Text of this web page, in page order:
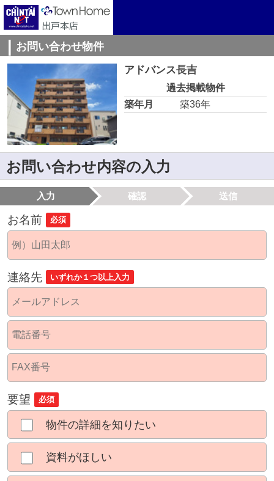
お問い合わせ物件
アドバンス長吉
過去掲載物件
築年月
築36年
お問い合わせ内容の入力
入力 確認 送信
お名前 必須
連絡先 いずれか１つ以上入力
要望 必須
物件の詳細を知りたい
資料がほしい